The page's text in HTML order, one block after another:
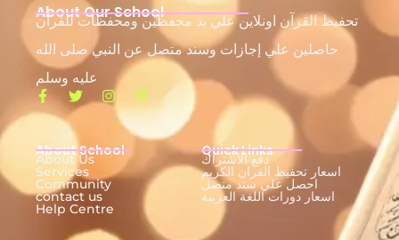
About Our School
تحفيظ القرآن اونلاين علي يد محفظين ومحفظات للقرآن
حاصلين علي إجازات وسند متصل عن النبي صلى الله
عليه وسلم
About School
About Us
Services
Community
contact us
Help Centre
Quick Links
دفع الاشتراك
اسعار تحفيظ القران الكريم
احصل علي سند متصل
اسعار دورات اللغة العربية